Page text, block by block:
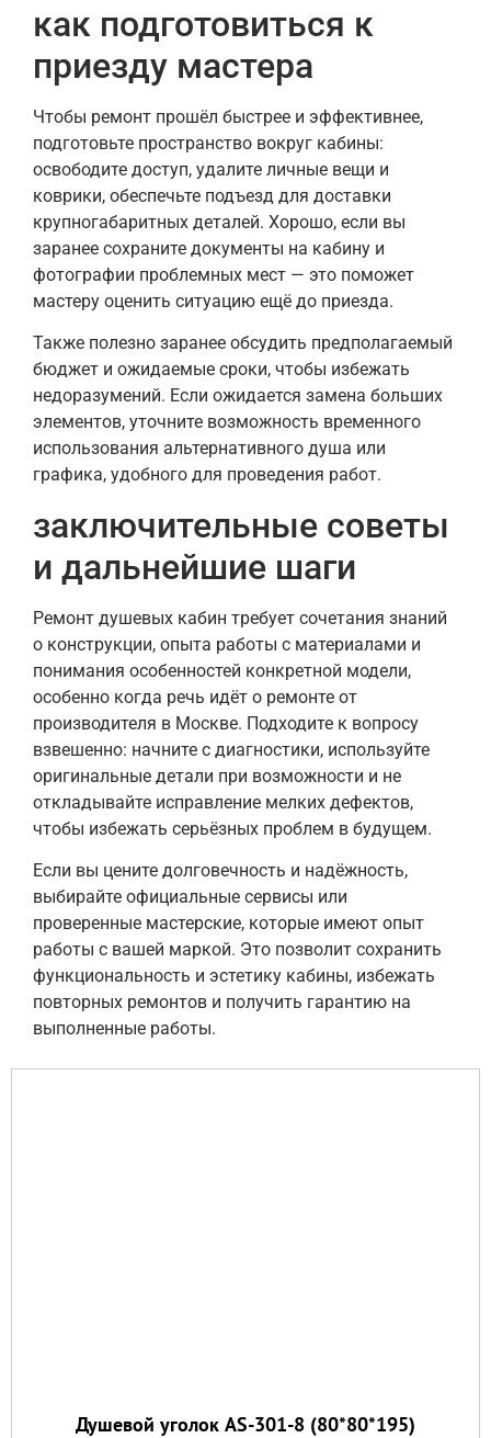
как подготовиться к
приезду мастера
Чтобы ремонт прошёл быстрее и эффективнее,
подготовьте пространство вокруг кабины:
освободите доступ, удалите личные вещи и
коврики, обеспечьте подъезд для доставки
крупногабаритных деталей. Хорошо, если вы
заранее сохраните документы на кабину и
фотографии проблемных мест — это поможет
мастеру оценить ситуацию ещё до приезда.
Также полезно заранее обсудить предполагаемый
бюджет и ожидаемые сроки, чтобы избежать
недоразумений. Если ожидается замена больших
элементов, уточните возможность временного
использования альтернативного душа или
графика, удобного для проведения работ.
заключительные советы
и дальнейшие шаги
Ремонт душевых кабин требует сочетания знаний
о конструкции, опыта работы с материалами и
понимания особенностей конкретной модели,
особенно когда речь идёт о ремонте от
производителя в Москве. Подходите к вопросу
взвешенно: начните с диагностики, используйте
оригинальные детали при возможности и не
откладывайте исправление мелких дефектов,
чтобы избежать серьёзных проблем в будущем.
Если вы цените долговечность и надёжность,
выбирайте официальные сервисы или
проверенные мастерские, которые имеют опыт
работы с вашей маркой. Это позволит сохранить
функциональность и эстетику кабины, избежать
повторных ремонтов и получить гарантию на
выполненные работы.
Душевой уголок AS-301-8 (80*80*195)